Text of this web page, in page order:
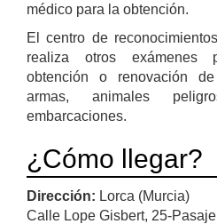
médico para la obtención.
El centro de
realiza otros exámenes
obtención o renovación
armas, animales
embarcaciones.
¿Cómo llegar?
Dirección: Lorca (Murcia)
Calle Lope Gisbert, 25-Pasaje